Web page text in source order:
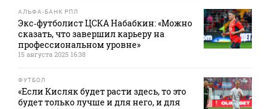
АЛЬФА-БАНК РПЛ
Экс‑футболист ЦСКА Набабкин: «Можно
сказать, что завершил карьеру на
профессиональном уровне»
15 августа 2025 16:38
ФУТБОЛ
«Если Кисляк будет расти здесь, то это
будет только лучше и для него, и для